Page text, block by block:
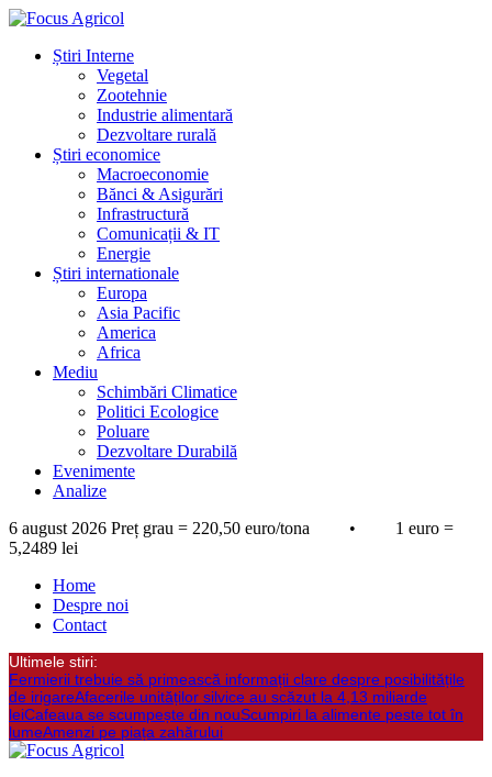
Știri Interne
Vegetal
Zootehnie
Industrie alimentară
Dezvoltare rurală
Știri economice
Macroeconomie
Bănci & Asigurări
Infrastructură
Comunicații & IT
Energie
Știri internationale
Europa
Asia Pacific
America
Africa
Mediu
Schimbări Climatice
Politici Ecologice
Poluare
Dezvoltare Durabilă
Evenimente
Analize
6 august 2026 Preț grau = 220,50 euro/tona • 1 euro =
5,2489 lei
Home
Despre noi
Contact
Ultimele stiri:
Fermierii trebuie să primească informații clare despre posibilitățile
de irigareAfacerile unităților silvice au scăzut la 4,13 miliarde
leiCafeaua se scumpește din nouScumpiri la alimente peste tot în
lumeAmenzi pe piața zahărului